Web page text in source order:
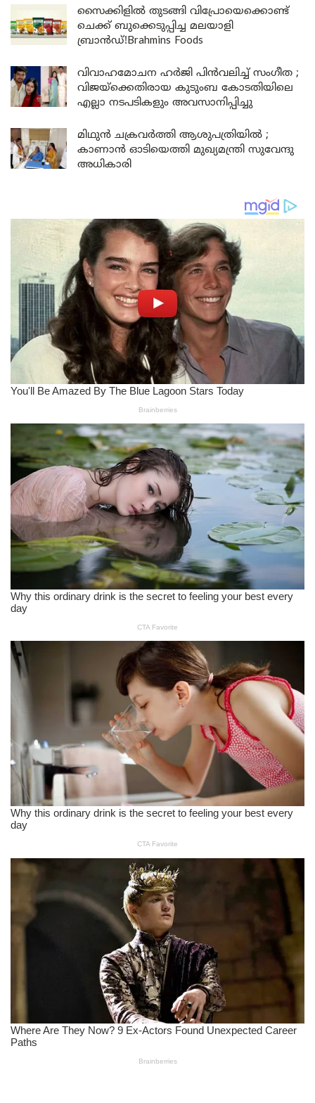
സൈക്കിളിൽ തുടങ്ങി വിപ്രോയെക്കൊണ്ട്
ചെക്ക് ബുക്കെടുപ്പിച്ച മലയാളി
ബ്രാൻഡ്!Brahmins Foods
വിവാഹമോചന ഹർജി പിൻവലിച്ച് സംഗീത ;
വിജയ്ക്കെതിരായ കുടുംബ കോടതിയിലെ
എല്ലാ നടപടികളും അവസാനിപ്പിച്ചു
മിഥുൻ ചക്രവർത്തി ആശുപത്രിയിൽ ;
കാണാൻ ഓടിയെത്തി മുഖ്യമന്ത്രി സുവേന്ദു
അധികാരി